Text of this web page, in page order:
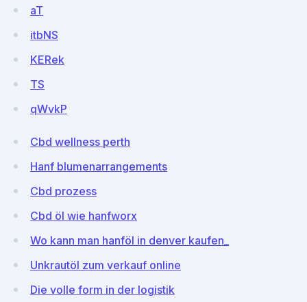
aT
itbNS
KERek
TS
qWvkP
Cbd wellness perth
Hanf blumenarrangements
Cbd prozess
Cbd öl wie hanfworx
Wo kann man hanföl in denver kaufen_
Unkrautöl zum verkauf online
Die volle form in der logistik